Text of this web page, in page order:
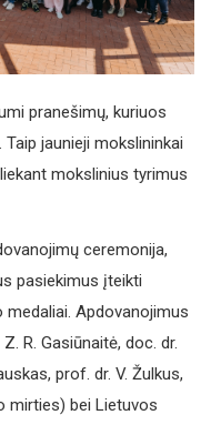
pranešimų, kuriuos
jaunieji mokslininkai
mokslinius tyrimus
ceremonija,
pasiekimus įteikti
Apdovanojimus
R. Gasiūnaitė, doc. dr.
prof. dr. V. Žulkus,
mirties) bei Lietuvos